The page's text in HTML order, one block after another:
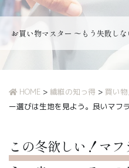
お買い物マスター ～もう失敗し
HOME > 繊維の知っ得 > 買い
ー選びは生地を見よう。良いマフ
この冬欲しい！マ